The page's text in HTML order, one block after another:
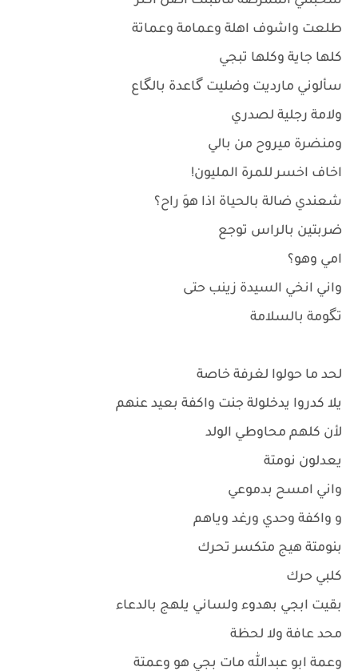
طلعت واشوف اهلة وعمامة وعماتة
كلها جاية وكلها تبجي
سألوني مارديت وضليت گاعدة بالگاع
ولامة رجلية لصدري
ومنضرة ميروح من بالي
اخاف اخسر للمرة المليون!
شعندي ضالة بالحياة اذا هوَ راح؟
ضربتين بالراس توجع
امي وهو؟
واني انخي السيدة زينب حتى
تگومة بالسلامة
لحد ما حولوا لغرفة خاصة
يلا كدروا يدخلولة جنت واكفة بعيد عنهم
لأن كلهم محاوطي الولد
يعدلون نومتة
واني امسح بدموعي
و واكفة وحدي ورغد وياهم
بنومتة هيج متكسر تحرك
كلبي حرك
بقيت ابجي بهدوء ولساني يلهج بالدعاء
محد عافة ولا لحظة
وعمة ابو عبدالله مات بجي هو وعمتة